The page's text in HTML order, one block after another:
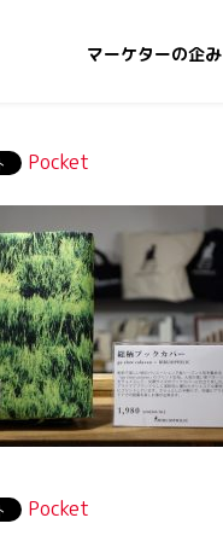
マーケターの企み
Pocket
Pocket